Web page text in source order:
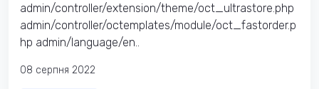
admin/controller/extension/theme/oct_ultrastore.php
admin/controller/octemplates/module/oct_fastorder.p
hp admin/language/en..
08 серпня 2022